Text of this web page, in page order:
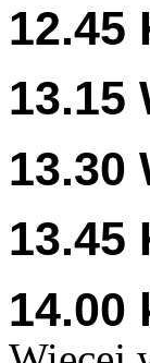
12.45
13.15
13.30
13.45
14.00